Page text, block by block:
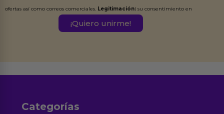
ofertas así como correos comerciales. Legitimación: su consentimiento en
Destinatarios:Ferran Roig Muñoz. Podrás ejercer tus
Categorías